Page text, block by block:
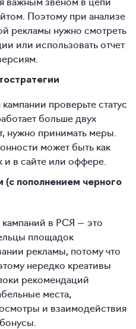
Поэтому при анализе
рекламы нужно смотреть
или использовать отчет
проверьте статус
больше двух
нужно принимать меры.
может быть как
и в сайте или оффере.
пополнением черного
кампаний в РСЯ — это
площадок
рекламы, потому что
нередко креативы
рекомендаций
места,
и взаимодействия